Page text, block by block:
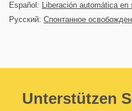
Español: Liberación automática en
Русский: Спонтанное
Unterstützen